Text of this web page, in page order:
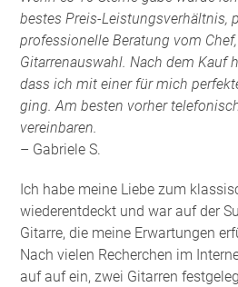
bestes Preis-Leistungsverhältnis,
professionelle Beratung vom
Gitarrenauswahl. Nach dem Kauf
dass ich mit einer für mich
ging. Am besten vorher
vereinbaren.
– Gabriele S.
Ich habe meine Liebe zum
wiederentdeckt und war auf der
Gitarre, die meine Erwartungen
Nach vielen Recherchen im
auf auf ein, zwei Gitarren